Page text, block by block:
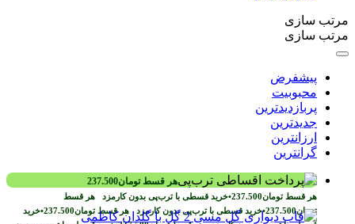
مرتب سازی
مرتب سازی
پیشفرض
محبوبیت
پربازدیدترین
جدیدترین
ارزانترین
گرانترین
هر قسطتومان237.500
هر قسطتومان237.500
•خرید قسطی با ترب‌پی بدون کارمزد هر قسط
تومان237.500
•خرید قسطی با ترب‌پی بدون کارمزد هر قسطتومان237.500
•خرید